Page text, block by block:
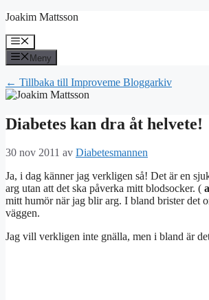
Hoppa
innehåll
Joakim Mattsson
Meny
Meny
← Tillbaka till Improveme Bloggarkiv
Diabetes kan dra åt helvete!
30 nov 2011 av Diabetesmannen
Ja, i dag känner jag verkligen så! Det är en
arg utan att det ska påverka mitt blodsocker. (
mitt humör när jag blir arg. I bland brister det
väggen.
Jag vill verkligen inte gnälla, men i bland är